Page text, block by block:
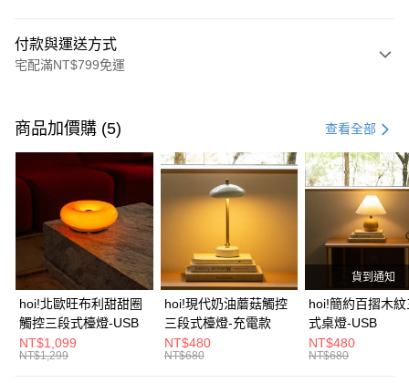
付款與運送方式
宅配滿NT$799免運
信用卡一次付款
信用卡分期付款
3 期 0 利率 每期 21家銀行
合作金庫商業銀行
第一商業銀行
華南商業銀行
彰化商業銀行
上海商業儲蓄銀行
台北富邦商業銀行
國泰世華商業銀行
兆豐國際商業銀行
臺灣中小企業銀行
台中商業銀行
匯豐（台灣）商業銀行
華泰商業銀行
聯邦商業銀行
遠東國際商業銀行
元大商業銀行
6 期 0 利率 每期NT$1,330 21家銀行
合作金庫商業銀行
第一商業銀行
華南商業銀行
彰化商業銀行
上海商業儲蓄銀行
台北富邦商業銀行
國泰世華商業銀行
兆豐國際商業銀行
臺灣中小企業銀行
台中商業銀行
匯豐（台灣）商業銀行
聯邦商業銀行
LINE Pay
Apple Pay
街口支付
AFTEE先享後付
商品加價購 (5) 查看全部
hoi!北歐旺布利甜甜圈
觸控三段式檯燈-USB
NT$1,099
NT$1,299
hoi!現代奶油蘑菇觸控
三段式檯燈-充電款
NT$480
NT$680
貨到通知
hoi!簡約百摺木
式桌燈-USB
NT$480
NT$680